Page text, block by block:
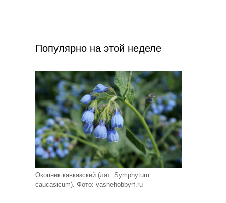
Популярно на этой неделе
Окопник кавказский (лат. Symphytum
caucasicum). Фото: vashehobbyrf.ru